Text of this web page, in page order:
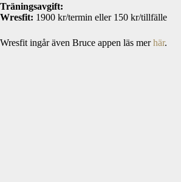
Träningsavgift:
Wresfit: 1900 kr/termin eller 150 kr/tillfälle
Wresfit ingår även Bruce appen läs merhär.